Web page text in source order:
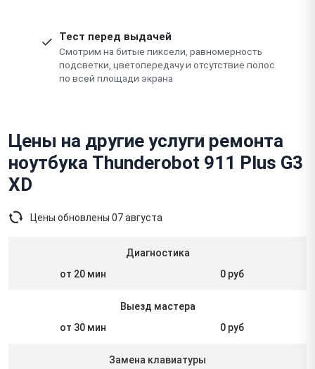
Тест перед выдачей
Смотрим на битые пиксели, равномерность
подсветки, цветопередачу и отсутствие полос
по всей площади экрана
Цены на другие услуги ремонта
ноутбука Thunderobot 911 Plus G3
XD
Цены обновлены 07 августа
Диагностика
от 20 мин
0 руб
Выезд мастера
от 30 мин
0 руб
Замена клавиатуры